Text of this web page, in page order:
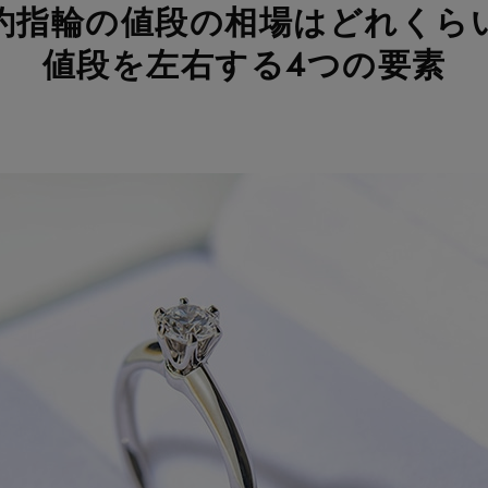
指輪の値段の相場は どれくら
値段を左右する4つの要素